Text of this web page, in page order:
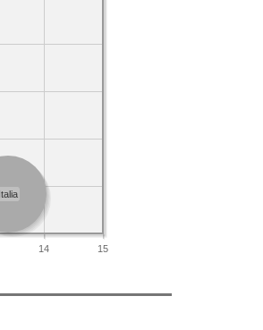
14 15
Italia